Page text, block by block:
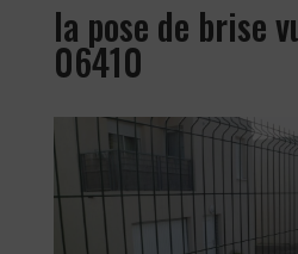
la pose de brise
06410